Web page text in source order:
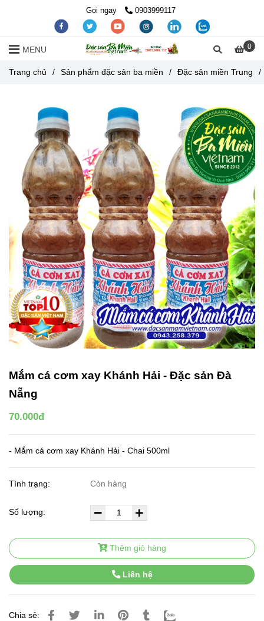
Gọi ngay 0903999117
0
MENU
Trang chủ / Sản phẩm đặc sản ba miền / Đặc sản miền Trung /
Mắm cá cơm xay Khánh Hải - Đặc sản Đà
Nẵng
70.000đ
- Mắm cá cơm xay Khánh Hải - Chai 500ml
Tình trạng: Còn hàng
Số lượng:
Thêm giỏ hàng
Liên hệ
Chia sẻ: